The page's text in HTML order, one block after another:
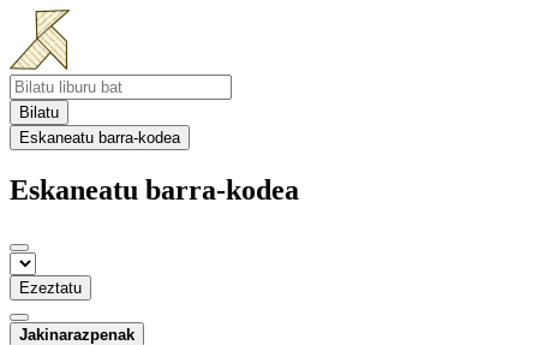
Bilatu
Eskaneatu barra-kodea
Eskaneatu barra-kodea
Ezeztatu
Jakinarazpenak